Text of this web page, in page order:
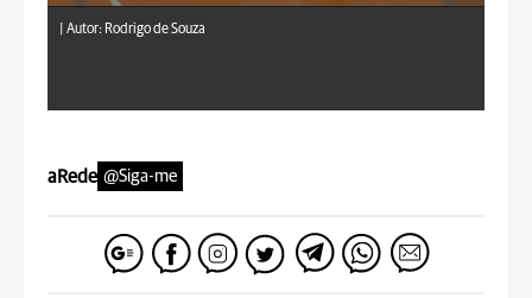
Autor: Rodrigo de Souza
aRede @Siga-me